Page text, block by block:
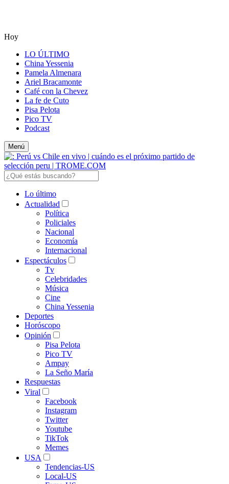
Hoy
LO ÚLTIMO
China Yessenia
Pamela Almenara
Ariel Bracamonte
Café con la Chevez
La fe de Cuto
Pisa Pelota
Pico TV
Podcast
Menú
Lo último
Actualidad
Política
Policiales
Nacional
Economía
Internacional
Espectáculos
Tv
Celebridades
Música
Cine
China Yessenia
Deportes
Horóscopo
Opinión
Pisa Pelota
Pico TV
Ampay
La Seño María
Respuestas
Viral
Facebook
Instagram
Twitter
Youtube
TikTok
Memes
USA
Tendencias-US
Local-US